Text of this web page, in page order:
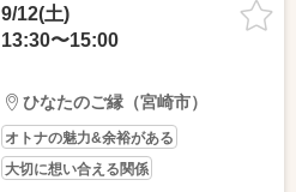
9/12(土)
13:30〜15:00
ひなたのご縁（宮崎市）
オトナの魅力&余裕がある
大切に想い合える関係